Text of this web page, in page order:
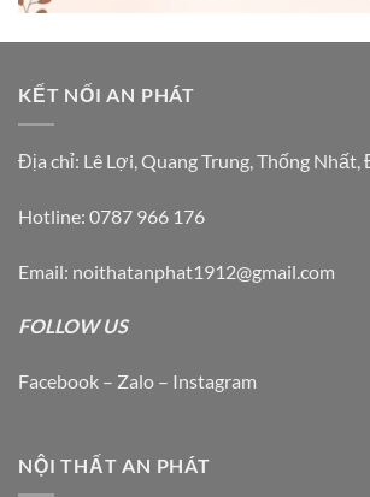
KẾT NỐI AN PHÁT
Địa chỉ: Lê Lợi, Quang Trung, Thống Nhất,
Hotline: 0787 966 176
Email: noithatanphat1912@gmail.com
FOLLOW US
Facebook – Zalo – Instagram
NỘI THẤT AN PHÁT